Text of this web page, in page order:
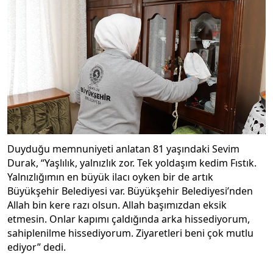
Duyduğu memnuniyeti anlatan 81 yaşındaki Sevim
Durak, “Yaşlılık, yalnızlık zor. Tek yoldaşım kedim Fıstık.
Yalnızlığımın en büyük ilacı oyken bir de artık
Büyükşehir Belediyesi var. Büyükşehir Belediyesi’nden
Allah bin kere razı olsun. Allah başımızdan eksik
etmesin. Onlar kapımı çaldığında arka hissediyorum,
sahiplenilme hissediyorum. Ziyaretleri beni çok mutlu
ediyor” dedi.